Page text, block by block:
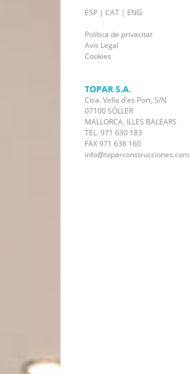
ESP | CAT | ENG
Política de privacitat
Avis Legal
Cookies
TOPAR S.A.
Ctra. Vella d'es Port, S/N
07100 SÓLLER
MALLORCA, ILLES BALEARS
TEL. 971 630 183
FAX 971 638 160
info@toparconstrucciones.com